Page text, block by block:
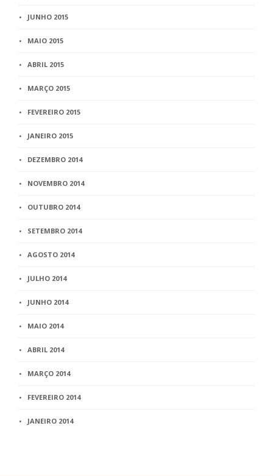
JUNHO 2015
MAIO 2015
ABRIL 2015
MARÇO 2015
FEVEREIRO 2015
JANEIRO 2015
DEZEMBRO 2014
NOVEMBRO 2014
OUTUBRO 2014
SETEMBRO 2014
AGOSTO 2014
JULHO 2014
JUNHO 2014
MAIO 2014
ABRIL 2014
MARÇO 2014
FEVEREIRO 2014
JANEIRO 2014